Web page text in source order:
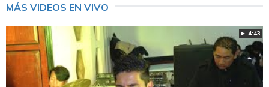
MÁS VIDEOS EN VIVO
► 4:43